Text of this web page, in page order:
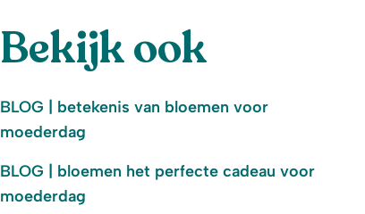
Bekijk ook
BLOG | betekenis van bloemen voor
moederdag
BLOG | bloemen het perfecte cadeau voor
moederdag